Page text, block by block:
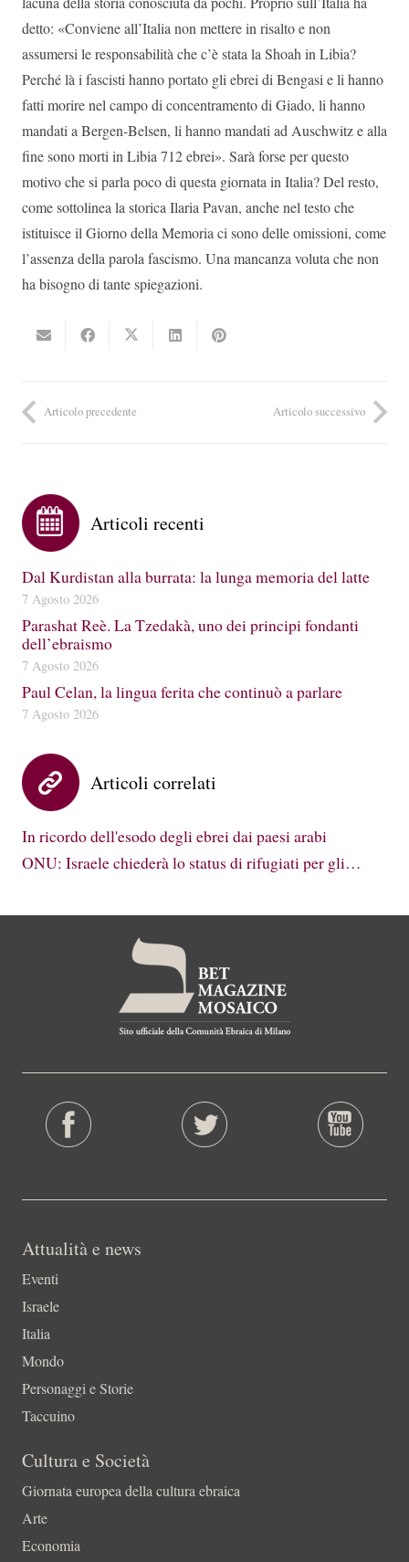
detto: «Conviene all’Italia non mettere in risalto e non
assumersi le responsabilità che c’è stata la Shoah in Libia?
Perché là i fascisti hanno portato gli ebrei di Bengasi e li hanno
fatti morire nel campo di concentramento di Giado, li hanno
mandati a Bergen-Belsen, li hanno mandati ad Auschwitz e alla
fine sono morti in Libia 712 ebrei». Sarà forse per questo
motivo che si parla poco di questa giornata in Italia? Del resto,
come sottolinea la storica Ilaria Pavan, anche nel testo che
istituisce il Giorno della Memoria ci sono delle omissioni, come
l’assenza della parola fascismo. Una mancanza voluta che non
ha bisogno di tante spiegazioni.
Articolo precedente Articolo successivo
Articoli recenti
Dal Kurdistan alla burrata: la lunga memoria del latte
7 Agosto 2026
Parashat Reè. La Tzedakà, uno dei principi fondanti
dell’ebraismo
7 Agosto 2026
Paul Celan, la lingua ferita che continuò a parlare
7 Agosto 2026
Articoli correlati
In ricordo dell'esodo degli ebrei dai paesi arabi
ONU: Israele chiederà lo status di rifugiati per gli…
Attualità e news
Eventi
Israele
Italia
Mondo
Personaggi e Storie
Taccuino
Cultura e Società
Giornata europea della cultura ebraica
Arte
Economia